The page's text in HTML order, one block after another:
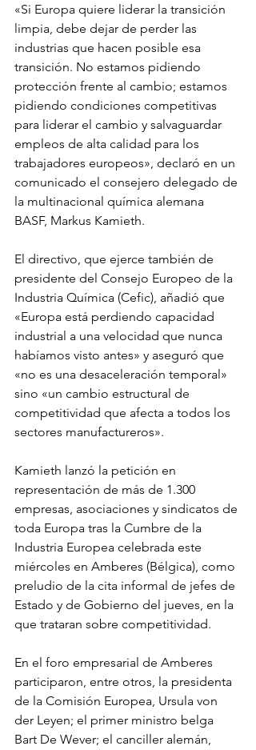
«Si Europa quiere liderar la transición
limpia, debe dejar de perder las
industrias que hacen posible esa
transición. No estamos pidiendo
protección frente al cambio; estamos
pidiendo condiciones competitivas
para liderar el cambio y salvaguardar
empleos de alta calidad para los
trabajadores europeos», declaró en un
comunicado el consejero delegado de
la multinacional química alemana
BASF, Markus Kamieth.
El directivo, que ejerce también de
presidente del Consejo Europeo de la
Industria Química (Cefic), añadió que
«Europa está perdiendo capacidad
industrial a una velocidad que nunca
habíamos visto antes» y aseguró que
«no es una desaceleración temporal»
sino «un cambio estructural de
competitividad que afecta a todos los
sectores manufactureros».
Kamieth lanzó la petición en
representación de más de 1.300
empresas, asociaciones y sindicatos de
toda Europa tras la Cumbre de la
Industria Europea celebrada este
miércoles en Amberes (Bélgica), como
preludio de la cita informal de jefes de
Estado y de Gobierno del jueves, en la
que trataran sobre competitividad.
En el foro empresarial de Amberes
participaron, entre otros, la presidenta
de la Comisión Europea, Ursula von
der Leyen; el primer ministro belga
Bart De Wever; el canciller alemán,